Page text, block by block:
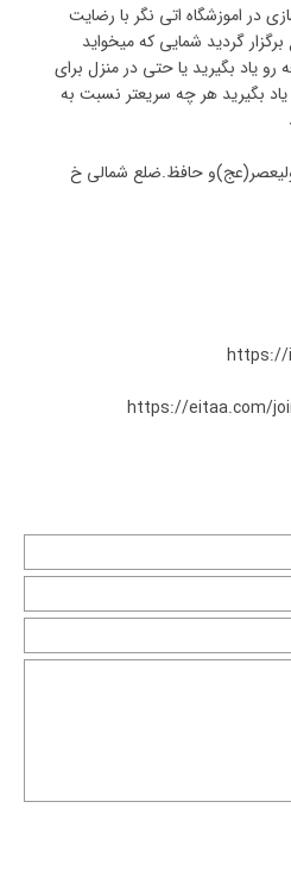
در اموزشگاه اتی نگر با رضایت
گردید شمایی که میخواید
یاد بگیرید یا حتی در منزل برای
بگیرید هر چه سریعتر نسبت به
ولیعصر(عج)و حافظ.ضلع شمالی خ
https://
https://eitaa.com/